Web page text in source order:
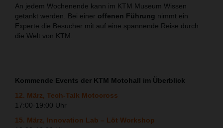
An jedem Wochenende kann im KTM Museum Wissen
getankt werden. Bei einer offenen Führung nimmt ein
Experte die Besucher mit auf eine spannende Reise durch
die Welt von KTM.
Kommende Events der KTM Motohall im Überblick
12. März, Tech-Talk Motocross
17:00-19:00 Uhr
15. März, Innovation Lab – Löt Workshop